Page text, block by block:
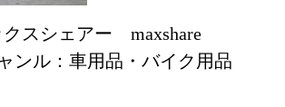
クスシェアー maxshare
ンル：車用品・バイク用品